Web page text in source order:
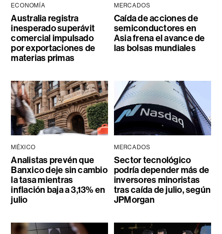
ECONOMÍA
Australia registra
inesperado superávit
comercial impulsado
por exportaciones de
materias primas
MERCADOS
Caída de acciones de
semiconductores en
Asia frena el avance de
las bolsas mundiales
MÉXICO
Analistas prevén que
Banxico deje sin cambio
la tasa mientras
inflación baja a 3,13% en
julio
MERCADOS
Sector tecnológico
podría depender más de
inversores minoristas
tras caída de julio, según
JPMorgan